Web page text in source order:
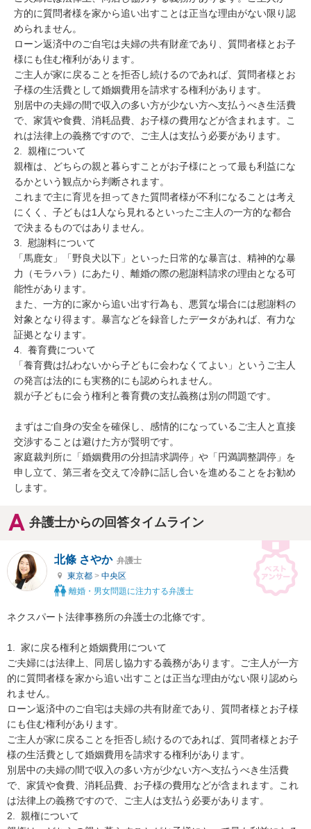
方的に質問者様を家から追い出すことは正当な理由がない限り認
められません。
ローン返済中のご自宅は夫婦の共有財産であり、質問者様とお子
様にも住む権利があります。
ご主人が家に戻ることを拒否し続けるのであれば、質問者様とお
子様の生活費として婚姻費用を請求する権利があります。
別居中の夫婦の間で収入の多い方が少ない方へ支払うべき生活費
で、家賃や食費、消耗品費、お子様の費用などが含まれます。こ
れは法律上の義務ですので、ご主人は支払う必要があります。
2.  親権について
親権は、どちらの親と暮らすことがお子様にとって最も利益にな
るかという観点から判断されます。
これまで主に育児を担ってきた質問者様が不利になることは考え
にくく、子どもは1人なら見れるといったご主人の一方的な都合
で決まるものではありません。
3.  慰謝料について
「馬鹿女」「野良犬以下」といった日常的な暴言は、精神的な暴
力（モラハラ）にあたり、離婚の際の慰謝料請求の理由となる可
能性があります。
また、一方的に家から追い出す行為も、悪質な場合には慰謝料の
対象となり得ます。暴言などを録音したデータがあれば、有力な
証拠となります。
4.  養育費について
「養育費は払わないから子どもに会わなくてよい」というご主人
の発言は法的にも実務的にも認められません。
親が子どもに会う権利と養育費の支払義務は別の問題です。
まずはご自身の安全を確保し、感情的になっているご主人と直接
交渉することは避けた方が賢明です。
家庭裁判所に「婚姻費用の分担請求調停」や「円満調整調停」を
申し立て、第三者を交えて冷静に話し合いを進めることをお勧め
します。
弁護士からの回答タイムライン
北條 さやか 弁護士
東京都 > 中央区
離婚・男女問題に注力する弁護士
ネクスパート法律事務所の弁護士の北條です。
1.  家に戻る権利と婚姻費用について
ご夫婦には法律上、同居し協力する義務があります。ご主人が一方
的に質問者様を家から追い出すことは正当な理由がない限り認めら
れません。
ローン返済中のご自宅は夫婦の共有財産であり、質問者様とお子様
にも住む権利があります。
ご主人が家に戻ることを拒否し続けるのであれば、質問者様とお子
様の生活費として婚姻費用を請求する権利があります。
別居中の夫婦の間で収入の多い方が少ない方へ支払うべき生活費
で、家賃や食費、消耗品費、お子様の費用などが含まれます。これ
は法律上の義務ですので、ご主人は支払う必要があります。
2.  親権について